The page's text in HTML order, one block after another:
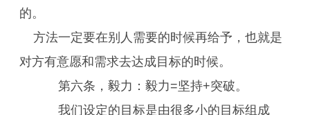
的。
方法一定要在别人需要的时候再给予，也就是
对方有意愿和需求去达成目标的时候。
第六条，毅力：毅力=坚持+突破。
我们设定的目标是由很多小的目标组成